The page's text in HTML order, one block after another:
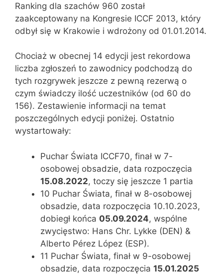
Ranking dla szachów 960 został
zaakceptowany na Kongresie ICCF 2013, który
odbył się w Krakowie i wdrożony od 01.01.2014.
Chociaż w obecnej 14 edycji jest rekordowa
liczba zgłoszeń to zawodnicy podchodzą do
tych rozgrywek jeszcze z pewną rezerwą o
czym świadczy ilość uczestników (od 60 do
156). Zestawienie informacji na temat
poszczególnych edycji poniżej. Ostatnio
wystartowały:
Puchar Świata ICCF70, finał w 7-
osobowej obsadzie, data rozpoczęcia
15.08.2022, toczy się jeszcze 1 partia
10 Puchar Świata, finał w 8-osobowej
obsadzie, data rozpoczęcia 10.10.2023,
dobiegł końca 05.09.2024, wspólne
zwycięstwo: Hans Chr. Lykke (DEN) &
Alberto Pérez López (ESP).
11 Puchar Świata, finał w 9-osobowej
obsadzie, data rozpoczęcia 15.01.2025